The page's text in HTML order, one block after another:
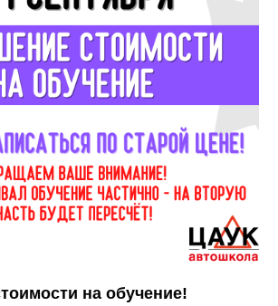
на обучение!